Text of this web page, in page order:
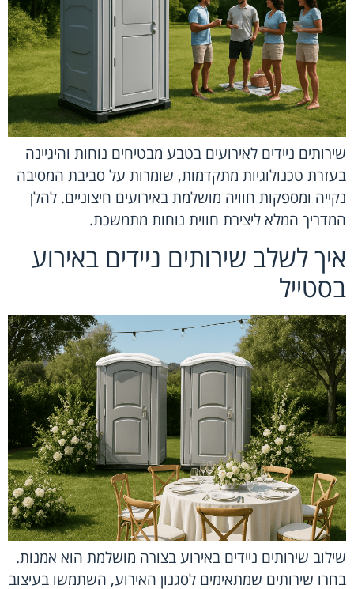
שירותים ניידים לאירועים בטבע מבטיחים נוחות והיגיינה
בעזרת טכנולוגיות מתקדמות, שומרות על סביבת המסיבה
נקייה ומספקות חוויה מושלמת באירועים חיצוניים. להלן
המדריך המלא ליצירת חווית נוחות מתמשכת.
איך לשלב שירותים ניידים באירוע
בסטייל
שילוב שירותים ניידים באירוע בצורה מושלמת הוא אמנות.
בחרו שירותים שמתאימים לסגנון האירוע, השתמשו בעיצוב